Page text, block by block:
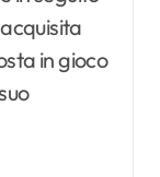
in gioco